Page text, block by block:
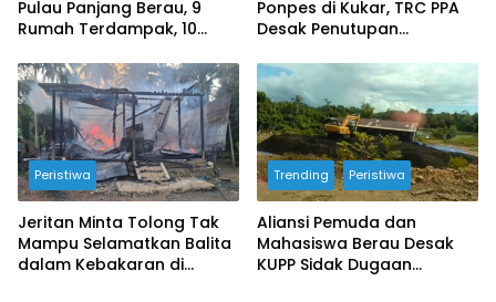
Pulau Panjang Berau, 9
Rumah Terdampak, 10
Dikerahkan
Ponpes di Kukar, TRC PPA
Desak Penutupan
Pencabulan
Peristiwa
Jeritan Minta Tolong Tak
Mampu Selamatkan Balita
dalam Kebakaran di
Trending Peristiwa
Aliansi Pemuda dan
Mahasiswa Berau Desak
KUPP Sidak Dugaan